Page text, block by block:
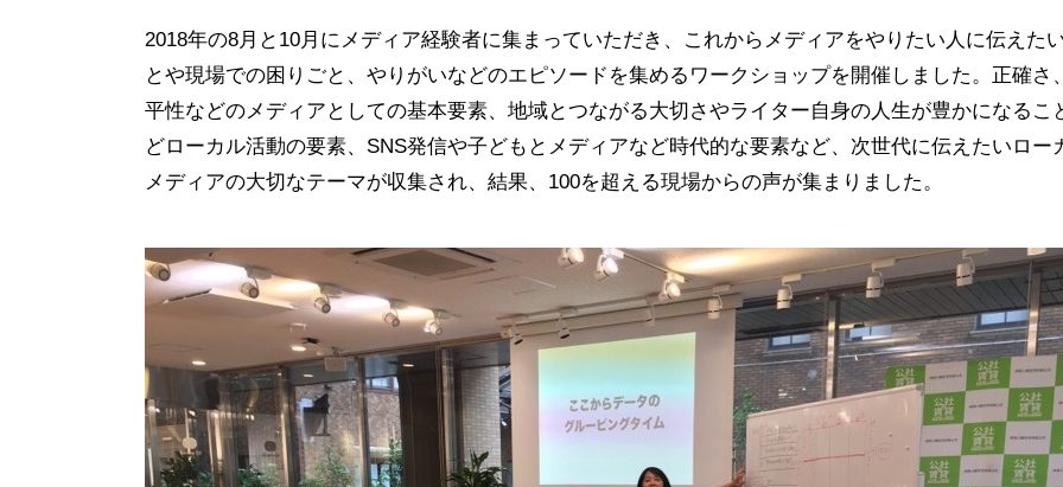
2018年の8月と10月にメディア経験者に集まっていただき、これからメディアをやりたい人に伝えた
とや現場での困りごと、やりがいなどのエピソードを集めるワークショップを開催しました。正確さ
平性などのメディアとしての基本要素、地域とつながる大切さやライター自身の人生が豊かになるこ
どローカル活動の要素、SNS発信や子どもとメディアなど時代的な要素など、次世代に伝えたいロー
メディアの大切なテーマが収集され、結果、100を超える現場からの声が集まりました。